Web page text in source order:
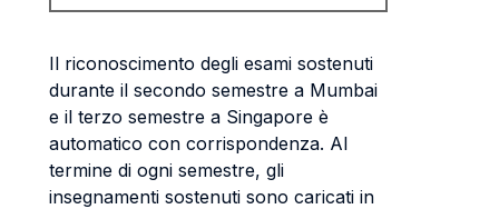
Il riconoscimento degli esami sostenuti
durante il secondo semestre a Mumbai
e il terzo semestre a Singapore è
automatico con corrispondenza. Al
termine di ogni semestre, gli
insegnamenti sostenuti sono caricati in